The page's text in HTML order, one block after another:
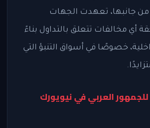
جانبها، تعهدت الجهات
أي مخالفات تتعلق بالتداول بناءً
خصوصًا في أسواق التنبؤ التي
العربي في نيويورك